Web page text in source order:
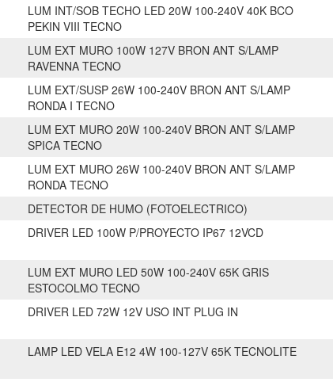
LUM INT/SOB TECHO LED 20W 100-240V 40K BCO
PEKIN VIII TECNO
LUM EXT MURO 100W 127V BRON ANT S/LAMP
RAVENNA TECNO
LUM EXT/SUSP 26W 100-240V BRON ANT S/LAMP
RONDA I TECNO
LUM EXT MURO 20W 100-240V BRON ANT S/LAMP
SPICA TECNO
LUM EXT MURO 26W 100-240V BRON ANT S/LAMP
RONDA TECNO
DETECTOR DE HUMO (FOTOELECTRICO)
DRIVER LED 100W P/PROYECTO IP67 12VCD
LUM EXT MURO LED 50W 100-240V 65K GRIS
ESTOCOLMO TECNO
DRIVER LED 72W 12V USO INT PLUG IN
LAMP LED VELA E12 4W 100-127V 65K TECNOLITE